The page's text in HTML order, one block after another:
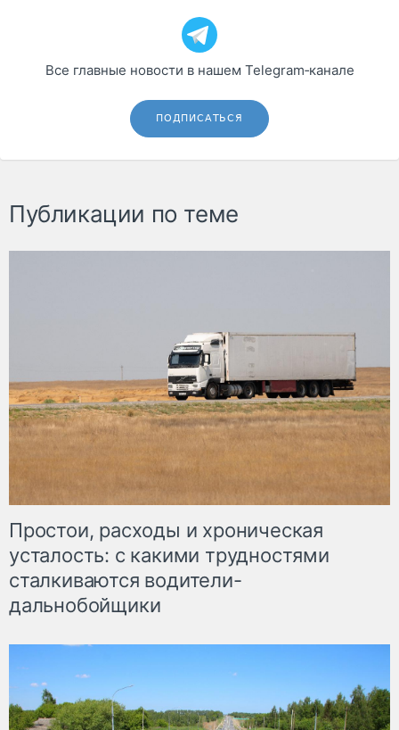
Все главные новости в нашем Telegram‑канале
ПОДПИСАТЬСЯ
Публикации по теме
Простои, расходы и хроническая
усталость: с какими трудностями
сталкиваются водители-
дальнобойщики